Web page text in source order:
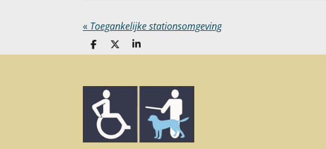
« Toegankelijke stationsomgeving
D
e
n
D
e
S
h
e